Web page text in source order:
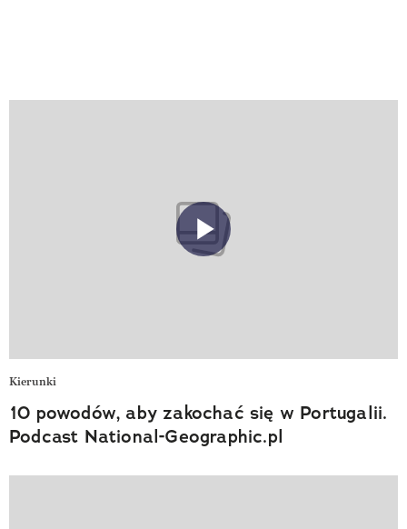
Kierunki
10 powodów, aby zakochać się w Portugalii.
Podcast National-Geographic.pl